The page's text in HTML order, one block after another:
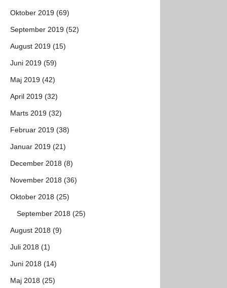
Oktober 2019 (69)
September 2019 (52)
August 2019 (15)
Juni 2019 (59)
Maj 2019 (42)
April 2019 (32)
Marts 2019 (32)
Februar 2019 (38)
Januar 2019 (21)
December 2018 (8)
November 2018 (36)
Oktober 2018 (25)
September 2018 (25)
August 2018 (9)
Juli 2018 (1)
Juni 2018 (14)
Maj 2018 (25)